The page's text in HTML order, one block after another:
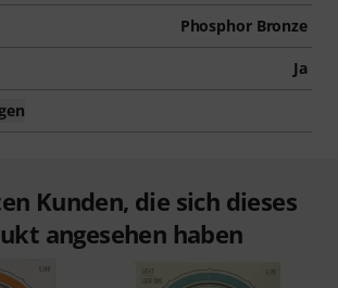
Phosphor Bronze
Ja
Kunden, die sich dieses
angesehen haben